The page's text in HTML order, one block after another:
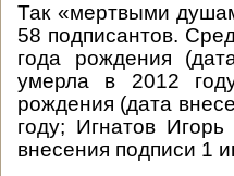
Так «мертвыми
58 подписантов.
года рождения
умерла в 2012
рождения (дата
году; Игнатов
внесения подписи 1